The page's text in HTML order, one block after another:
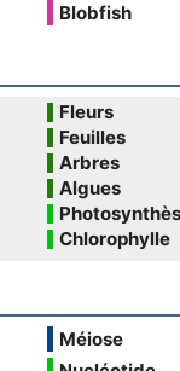
Blobfish
Fleurs
Feuilles
Arbres
Algues
Chlorophylle
Méiose